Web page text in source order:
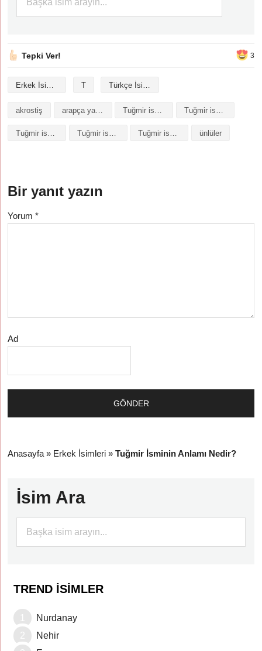
Tepki Ver! 3
Erkek İsimleri T Türkçe İsimler
akrostiş arapça yazılışı
Tuğmir isminin baş harfleriyle şiir Tuğmir isminin kökeni Tuğmir isminin numerolojisi ünlüler
Bir yanıt yazın
Yorum*
Ad
Anasayfa » Erkek İsimleri »Tuğmir İsminin Anlamı Nedir?
İsim Ara
TREND İSIMLER
Nurdanay
Nehir